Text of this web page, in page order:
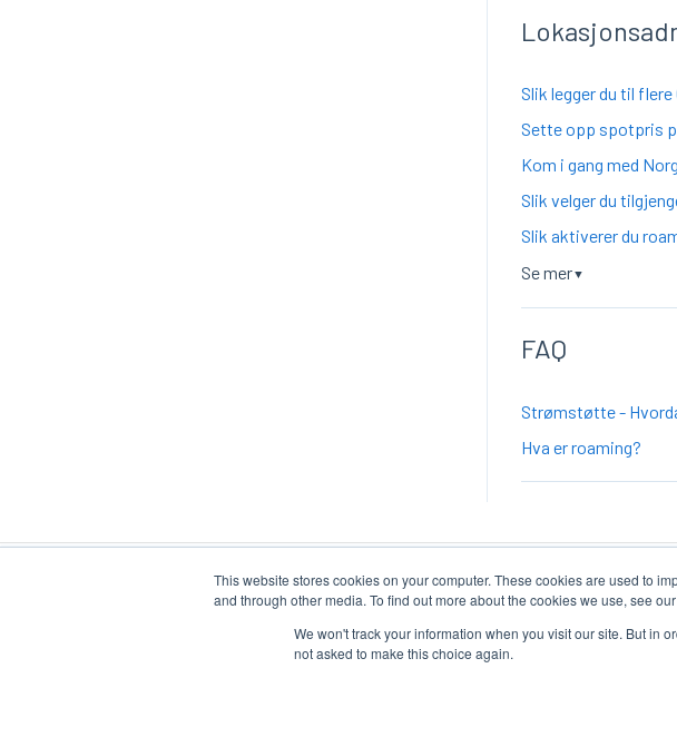
This website stores cookies on your computer. These cookies are used to
and through other media. To find out more about the cookies we use, see
We won't track your information when you visit our site. But in
not asked to make this choice again.
Slik legger du til
Sette opp spotpris
Kom i gang med
Slik velger du
Slik aktiverer du
Se mer▼
FAQ
Strømstøtte -
Hva er roaming?